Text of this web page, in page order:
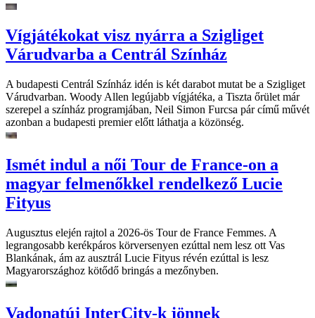
Vígjátékokat visz nyárra a Szigliget
Várudvarba a Centrál Színház
A budapesti Centrál Színház idén is két darabot mutat be a Szigliget
Várudvarban. Woody Allen legújabb vígjátéka, a Tiszta őrület már
szerepel a színház programjában, Neil Simon Furcsa pár című művét
azonban a budapesti premier előtt láthatja a közönség.
Ismét indul a női Tour de France-on a
magyar felmenőkkel rendelkező Lucie
Fityus
Augusztus elején rajtol a 2026-ös Tour de France Femmes. A
legrangosabb kerékpáros körversenyen ezúttal nem lesz ott Vas
Blankának, ám az ausztrál Lucie Fityus révén ezúttal is lesz
Magyarországhoz kötődő bringás a mezőnyben.
Vadonatúj InterCity-k jönnek